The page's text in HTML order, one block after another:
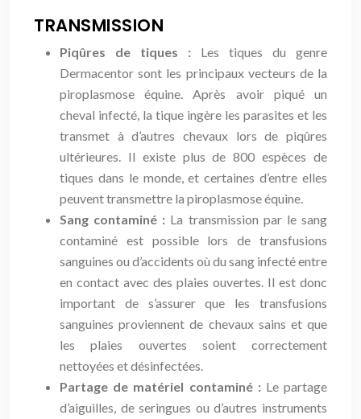
TRANSMISSION
Piqûres de tiques : Les tiques du genre
Dermacentor sont les principaux vecteurs de la
piroplasmose équine. Après avoir piqué un
cheval infecté, la tique ingère les parasites et les
transmet à d’autres chevaux lors de piqûres
ultérieures. Il existe plus de 800 espèces de
tiques dans le monde, et certaines d’entre elles
peuvent transmettre la piroplasmose équine.
Sang contaminé : La transmission par le sang
contaminé est possible lors de transfusions
sanguines ou d’accidents où du sang infecté entre
en contact avec des plaies ouvertes. Il est donc
important de s’assurer que les transfusions
sanguines proviennent de chevaux sains et que
les plaies ouvertes soient correctement
nettoyées et désinfectées.
Partage de matériel contaminé : Le partage
d’aiguilles, de seringues ou d’autres instruments